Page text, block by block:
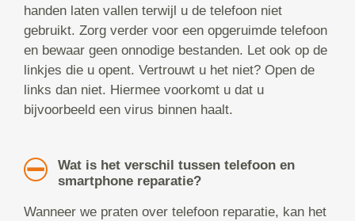
handen laten vallen terwijl u de telefoon niet
gebruikt. Zorg verder voor een opgeruimde telefoon
en bewaar geen onnodige bestanden. Let ook op de
linkjes die u opent. Vertrouwt u het niet? Open de
links dan niet. Hiermee voorkomt u dat u
bijvoorbeeld een virus binnen haalt.
Wat is het verschil tussen telefoon en
smartphone reparatie?
Wanneer we praten over telefoon reparatie, kan het